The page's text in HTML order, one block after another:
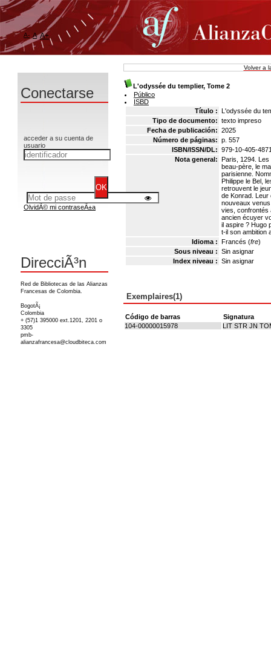
Volver a
L'odyssée du templier, Tome 2
Público
ISBD
Título : L'odyssée du
Tipo de documento: texto impreso
Fecha de publicación: 2025
Número de páginas: p. 557
ISBN/ISSN/DL: 979-10-405-
Nota general: Paris, 1294.
beau-père, le
parisienne.
Philippe le Bel,
retrouvent le
de Konrad. Leur
nouveaux
vies, confrontés
ancien écuyer
il aspire ? Hugo
t-il son ambition
Idioma : Francés (fre)
Sous niveau : Sin asignar
Index niveau : Sin asignar
Exemplaires(1)
Código de barras
Signatura
104-00000015978
LIT STR JN
A- A A+
Conectarse
acceder a su cuenta de
usuario
OlvidÃ© mi contraseÃ±a
DirecciÃ³n
Red de Bibliotecas de las Alianzas
Francesas de Colombia.
BogotÃ¡
Colombia
+ (57)1 395000 ext.1201, 2201 o
3305
pmb-
alianzafrancesa@cloudbiteca.com